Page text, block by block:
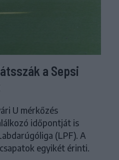
a Sepsi
U mérkőzés
időpontját is
(LPF). A
egyikét érinti.